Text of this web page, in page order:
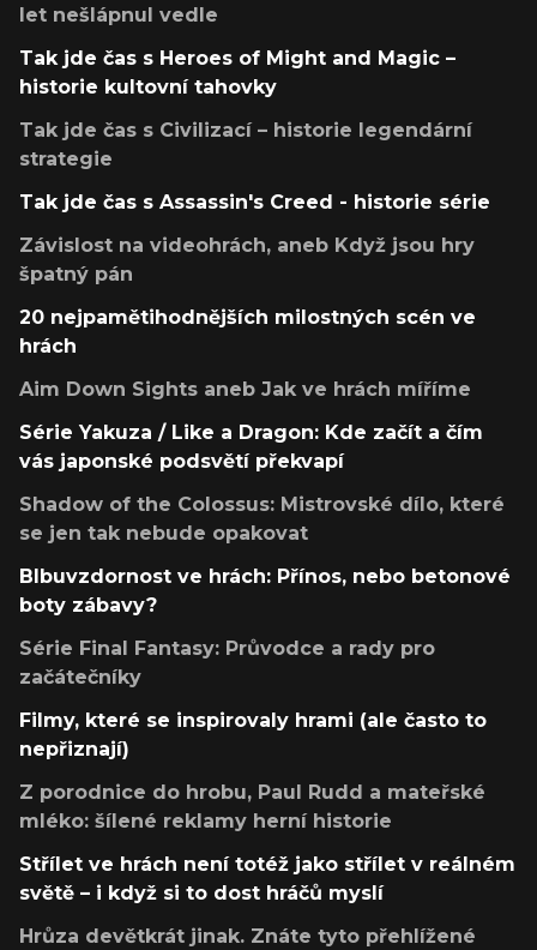
let nešlápnul vedle
Tak jde čas s Heroes of Might and Magic –
historie kultovní tahovky
Tak jde čas s Civilizací – historie legendární
strategie
Tak jde čas s Assassin's Creed - historie série
Závislost na videohrách, aneb Když jsou hry
špatný pán
20 nejpamětihodnějších milostných scén ve
hrách
Aim Down Sights aneb Jak ve hrách míříme
Série Yakuza / Like a Dragon: Kde začít a čím
vás japonské podsvětí překvapí
Shadow of the Colossus: Mistrovské dílo, které
se jen tak nebude opakovat
Blbuvzdornost ve hrách: Přínos, nebo betonové
boty zábavy?
Série Final Fantasy: Průvodce a rady pro
začátečníky
Filmy, které se inspirovaly hrami (ale často to
nepřiznají)
Z porodnice do hrobu, Paul Rudd a mateřské
mléko: šílené reklamy herní historie
Střílet ve hrách není totéž jako střílet v reálném
světě – i když si to dost hráčů myslí
Hrůza devětkrát jinak. Znáte tyto přehlížené